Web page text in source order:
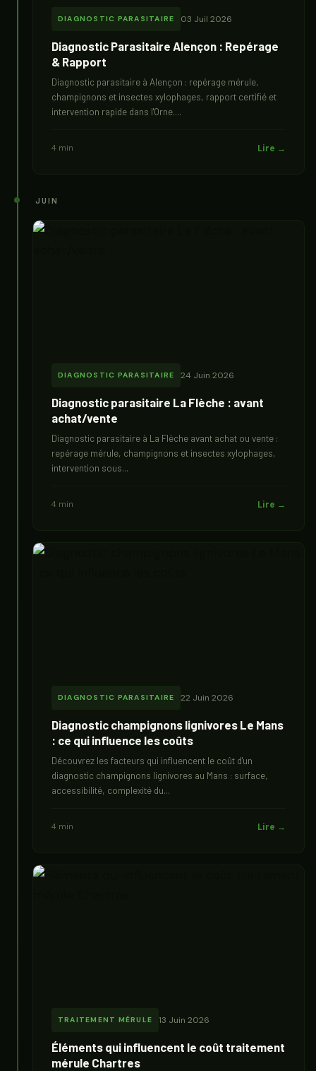
DIAGNOSTIC PARASITAIRE 03 Juil 2026
Diagnostic Parasitaire Alençon : Repérage
& Rapport
Diagnostic parasitaire à Alençon : repérage mérule,
champignons et insectes xylophages, rapport certifié et
intervention rapide dans l'Orne....
4 min Lire →
JUIN
DIAGNOSTIC PARASITAIRE 24 Juin 2026
Diagnostic parasitaire La Flèche : avant
achat/vente
Diagnostic parasitaire à La Flèche avant achat ou vente :
repérage mérule, champignons et insectes xylophages,
intervention sous...
4 min Lire →
DIAGNOSTIC PARASITAIRE 22 Juin 2026
Diagnostic champignons lignivores Le Mans
: ce qui influence les coûts
Découvrez les facteurs qui influencent le coût d'un
diagnostic champignons lignivores au Mans : surface,
accessibilité, complexité du...
4 min Lire →
TRAITEMENT MÉRULE 13 Juin 2026
Éléments qui influencent le coût traitement
mérule Chartres